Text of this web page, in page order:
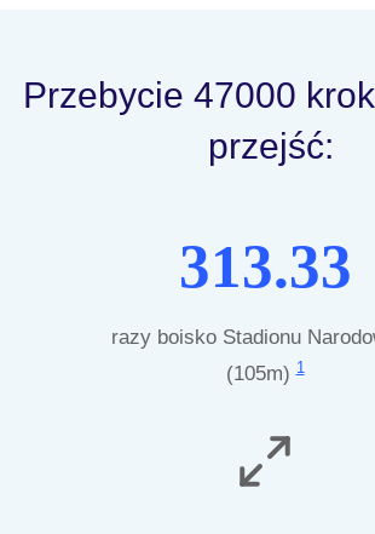
Przebycie 47000
przejść:
313.33
razy boisko Stadionu
(105m)1